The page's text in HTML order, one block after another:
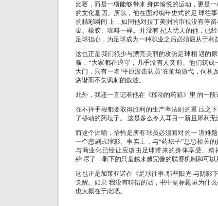
比赛，而是一项能够带来 身体愉悦的运动，更是
的文化基因。所以，他在面对编年史式的足 球往
的精彩瞬间 上，如同他对拉丁美洲的审视没有停
金、橡胶、咖啡一样。并没有 杞人忧天的他，已
足球担心，为足球成为一种职业之后必须屈从于利
这也正是我们很少与漂亮美丽的攻势足球相 遇的
赢，“大家都在退守，几乎没有人突前。他们筑
大门，只有一名‘平原游击队员’在前场游弋，伺
诙谐而不失讽刺的叙述。
此外，我还一直记着他在《移动的药箱》里 的一
在不择手段都要取得胜利的生产率法则的重 压之
了移动的药坛子。 这是多么令人耳目一新且犀利
而这个比喻，恰恰是所有球员必须面对的一 道难
一个悲剧式缩影。事实上，与“药坛子”息息相关
与商业化已经让应该由足球带来的身体享受、精
殆 尽了，剩下的只是越来越完善的联赛机制和可
这也正是加莱亚诺在《足球往事:那些阳光 与阴影
觉醒。如果 我没有猜错的话，书中副标题里为什
也大概在于此吧。